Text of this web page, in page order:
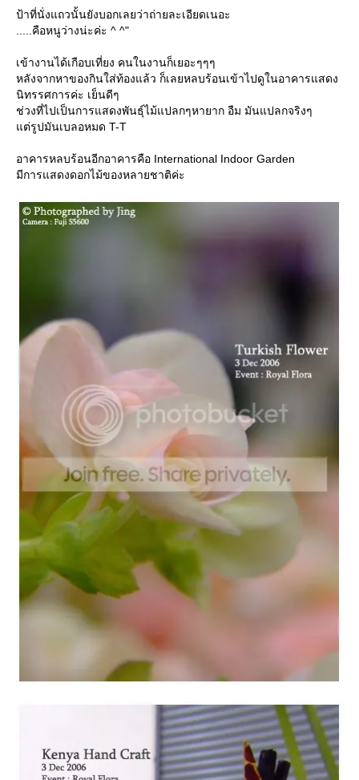
ป้าที่นั่งแถวนั้นยังบอกเลยว่าถ่ายละเอียดเนอะ
.....คือหนูว่างน่ะค่ะ ^ ^"
เข้างานได้เกือบเที่ยง คนในงานก็เยอะๆๆๆ
หลังจากหาของกินใส่ท้องแล้ว ก็เลยหลบร้อนเข้าไปดูในอาคารแสดง
นิทรรศการค่ะ เย็นดีๆ
ช่วงที่ไปเป็นการแสดงพันธุ์ไม้แปลกๆหายาก อืม มันแปลกจริงๆ
ต่รูปมันเบลอหมด T-T
อาคารหลบร้อนอีกอาคารคือ International Indoor Garden
มีการแสดงดอกไม้ของหลายชาติค่ะ